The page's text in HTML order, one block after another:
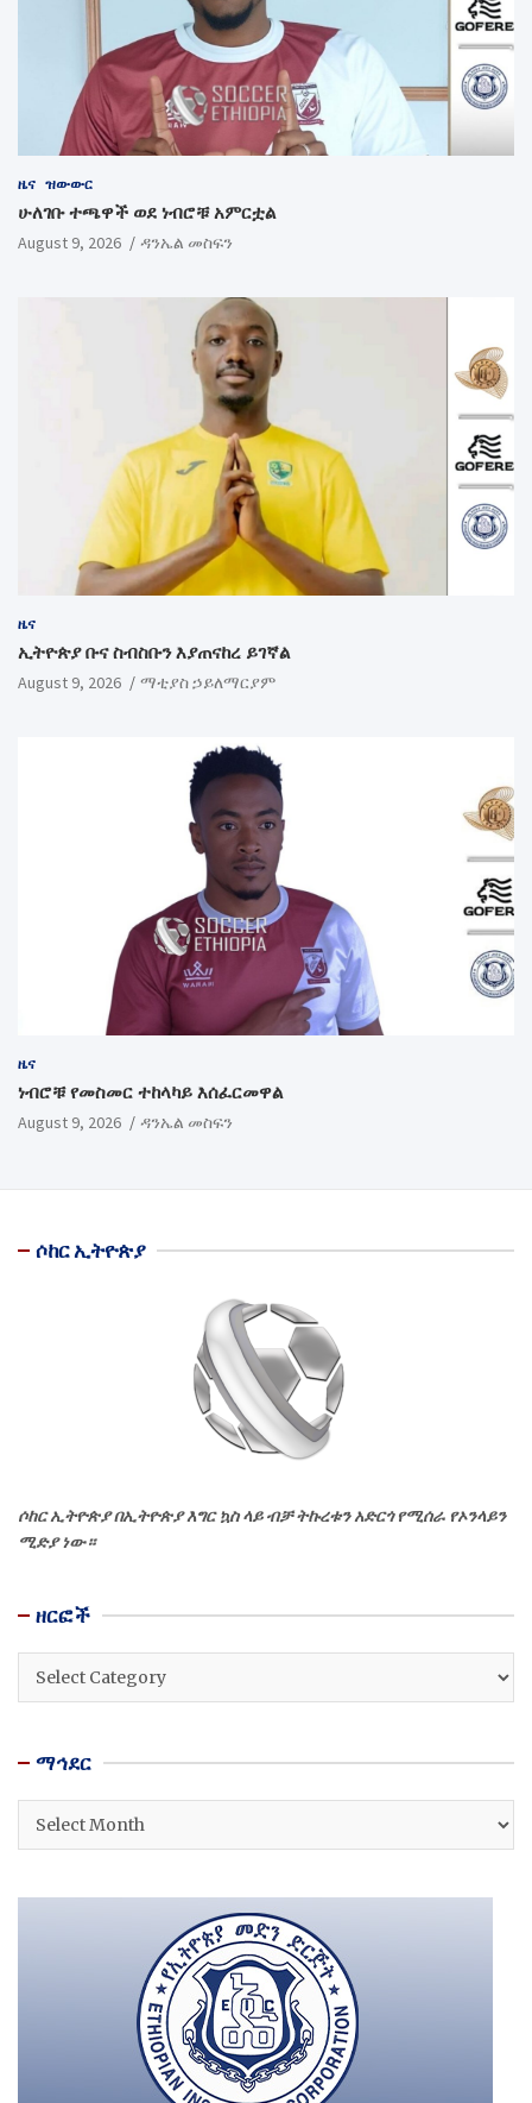
ዜና ዝውውር
ሁለገቡ ተጫዋች ወደ ነብሮቹ አምርቷል
August 9, 2026 ዳንኤል መስፍን
ዜና
ኢትዮጵያ ቡና ስብስቡን እያጠናከረ ይገኛል
August 9, 2026 ማቲያስ ኃይለማርያም
ዜና
ነብሮቹ የመስመር ተከላካይ እሰፈርመዋል
August 9, 2026 ዳንኤል መስፍን
ሶከር ኢትዮጵያ
ሶከር ኢትዮጵያ በኢትዮጵያ እግር ኳስ ላይ ብቻ ትኩረቱን አድርጎ የሚሰራ የኦንላይን
ሚድያ ነው።
ዘርፎች
ዘርፎች
ማኅደር
ማኅደር